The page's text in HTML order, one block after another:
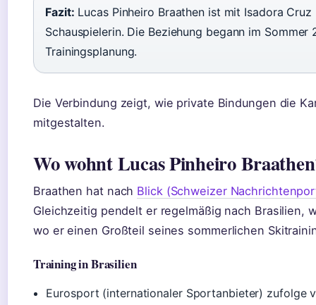
Fazit: Lucas Pinheiro Braathen ist mit Isadora
Schauspielerin. Die Beziehung begann im
Trainingsplanung.
Die Verbindung zeigt, wie private Bindungen die
mitgestalten.
Wo wohnt Lucas Pinheiro
Braathen hat nach Blick (Schweizer
Gleichzeitig pendelt er regelmäßig nach Brasilien,
wo er einen Großteil seines sommerlichen
Training in Brasilien
Eurosport (internationaler Sportanbieter) zufolge